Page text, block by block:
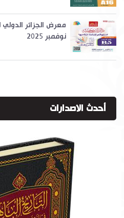
نوفمبر 2025
أحدث الاصدارات